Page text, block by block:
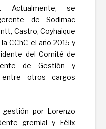
Actualmente, se
de Sodimac
Castro, Coyhaique
CChC el año 2015 y
del Comité de
de Gestión y
entre otros cargos
por Lorenzo
gremial y Félix